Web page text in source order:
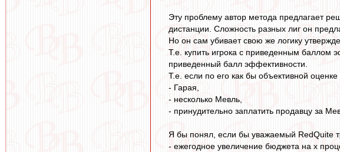
Эту проблему автор метода предлагает
дистанции. Сложность разных лиг он
Но он сам убивает свою же логику
Т.е. купить игрока с приведенным баллом
приведенный балл эффективности.
Т.е. если по его как бы объективной
- Гарая,
- несколько Мевль,
- принудительно заплатить продавцу за
Я бы понял, если бы уважаемый RedQuite
- ежегодное увеличение бюджета на х